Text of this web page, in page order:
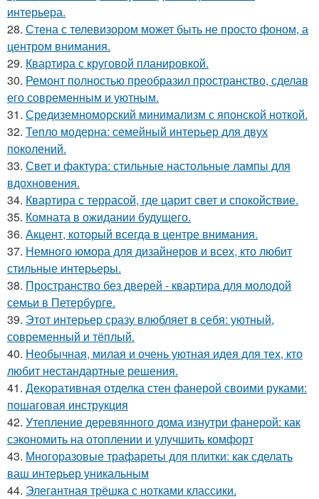
интерьера.
28. Стена с телевизором может быть не просто фоном, а
центром внимания.
29. Квартира с круговой планировкой.
30. Ремонт полностью преобразил пространство, сделав
его современным и уютным.
31. Средиземноморский минимализм с японской ноткой.
32. Тепло модерна: семейный интерьер для двух
поколений.
33. Свет и фактура: стильные настольные лампы для
вдохновения.
34. Квартира с террасой, где царит свет и спокойствие.
35. Комната в ожидании будущего.
36. Акцент, который всегда в центре внимания.
37. Немного юмора для дизайнеров и всех, кто любит
стильные интерьеры.
38. Пространство без дверей - квартира для молодой
семьи в Петербурге.
39. Этот интерьер сразу влюбляет в себя: уютный,
современный и тёплый.
40. Необычная, милая и очень уютная идея для тех, кто
любит нестандартные решения.
41. Декоративная отделка стен фанерой своими руками:
пошаговая инструкция
42. Утепление деревянного дома изнутри фанерой: как
сэкономить на отоплении и улучшить комфорт
43. Многоразовые трафареты для плитки: как сделать
ваш интерьер уникальным
44. Элегантная трёшка с нотками классики.